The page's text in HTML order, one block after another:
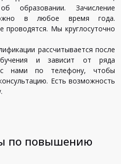
образовании. Зачисление
в любое время года.
проводятся. Мы круглосуточно
рассчитывается после
и зависит от ряда
с нами по телефону, чтобы
Есть возможность
по повышению